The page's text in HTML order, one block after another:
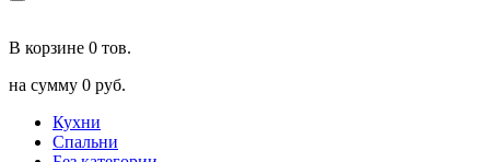
В корзине 0 тов.
на сумму 0 руб.
Кухни
Спальни